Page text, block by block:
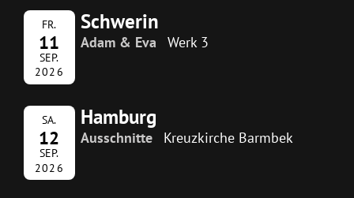
FR.
11
SEP.
2026
Schwerin
Adam & Eva Werk 3
SA.
12
SEP.
2026
Hamburg
Ausschnitte Kreuzkirche Barmbek